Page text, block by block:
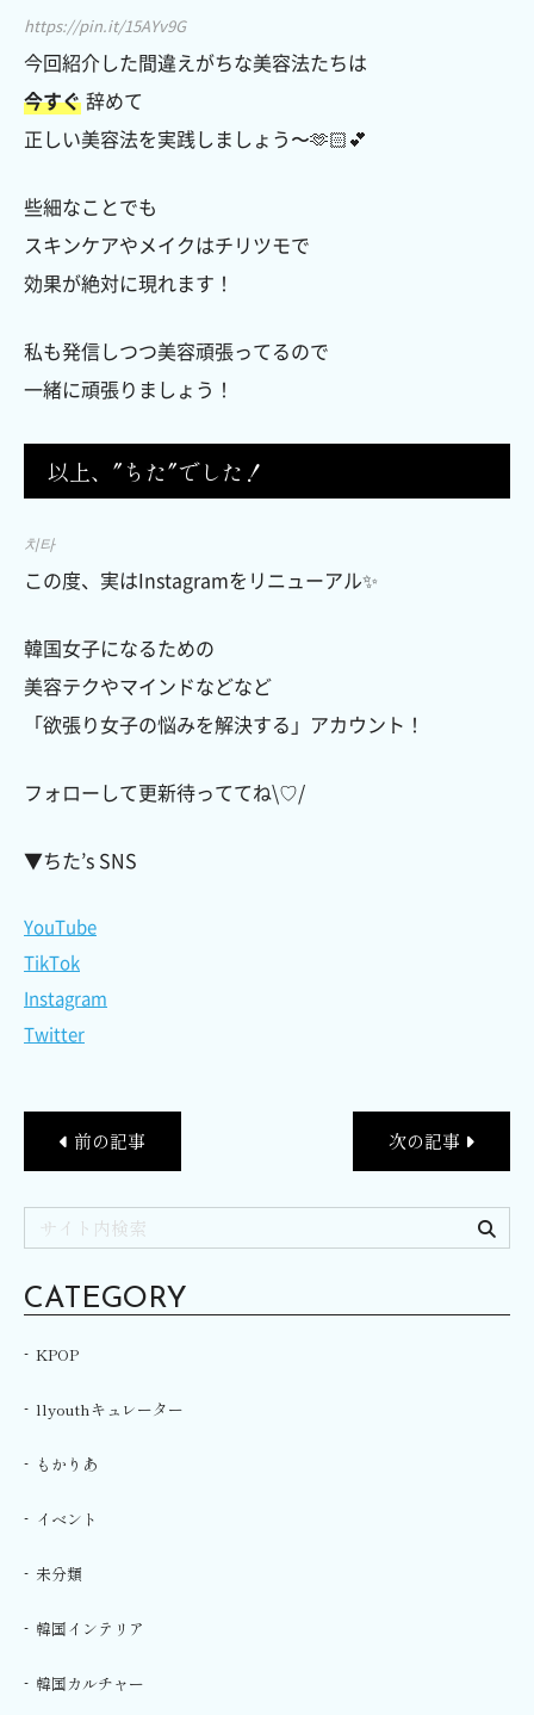
https://pin.it/15AYv9G
今回紹介した間違えがちな美容法たちは
今すぐ辞めて
正しい美容法を実践しましょう〜🫶🏻💕
些細なことでも
スキンケアやメイクはチリツモで
効果が絶対に現れます！
私も発信しつつ美容頑張ってるので
一緒に頑張りましょう！
以上、″ちた″でした！
치타
この度、実はInstagramをリニューアル✨
韓国女子になるための
美容テクやマインドなどなど
「欲張り女子の悩みを解決する」アカウント！
フォローして更新待っててね\♡/
▼ちた’s SNS
YouTube
TikTok
Instagram
Twitter
前の記事 次の記事
CATEGORY
KPOP
llyouthキュレーター
もかりあ
イベント
未分類
韓国インテリア
韓国カルチャー